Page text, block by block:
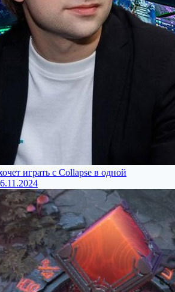
играть с Collapse в одной